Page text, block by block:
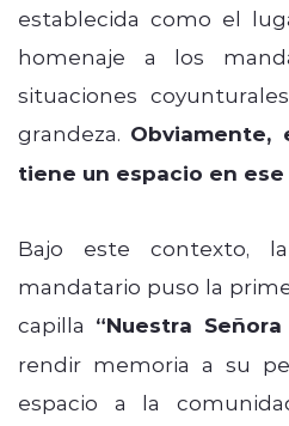
establecida como el
homenaje a los
situaciones
grandeza. Obviamente,
tiene un espacio en ese
Bajo este contexto,
mandatario puso la
capilla “Nuestra
rendir memoria a su
espacio a la